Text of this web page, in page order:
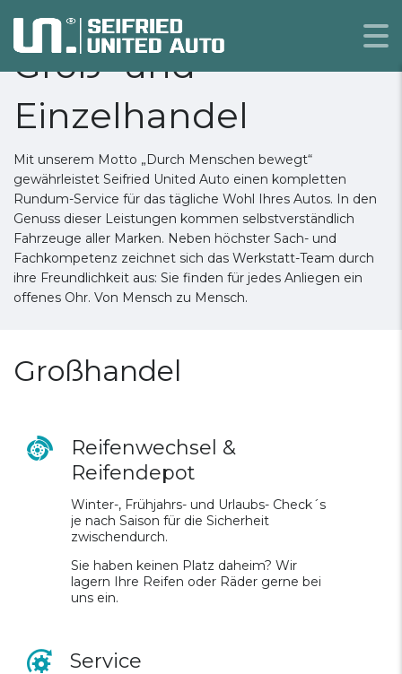
Groß- und
Einzelhandel
Mit unserem Motto „Durch Menschen bewegt“
gewährleistet Seifried United Auto einen kompletten
Rundum-Service für das tägliche Wohl Ihres Autos. In den
Genuss dieser Leistungen kommen selbstverständlich
Fahrzeuge aller Marken. Neben höchster Sach- und
Fachkompetenz zeichnet sich das Werkstatt-Team durch
ihre Freundlichkeit aus: Sie finden für jedes Anliegen ein
offenes Ohr. Von Mensch zu Mensch.
Großhandel
Reifenwechsel &
Reifendepot
Winter-, Frühjahrs- und Urlaubs- Check´s
je nach Saison für die Sicherheit
zwischendurch.
Sie haben keinen Platz daheim? Wir
lagern Ihre Reifen oder Räder gerne bei
uns ein.
Service